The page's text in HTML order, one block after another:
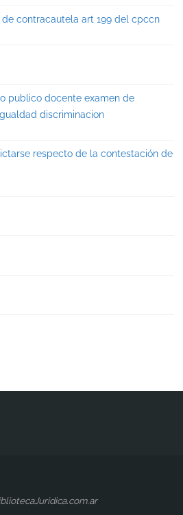
contracautela art 199 del cpccn
publico docente examen de
discriminacion
respecto de la contestación de